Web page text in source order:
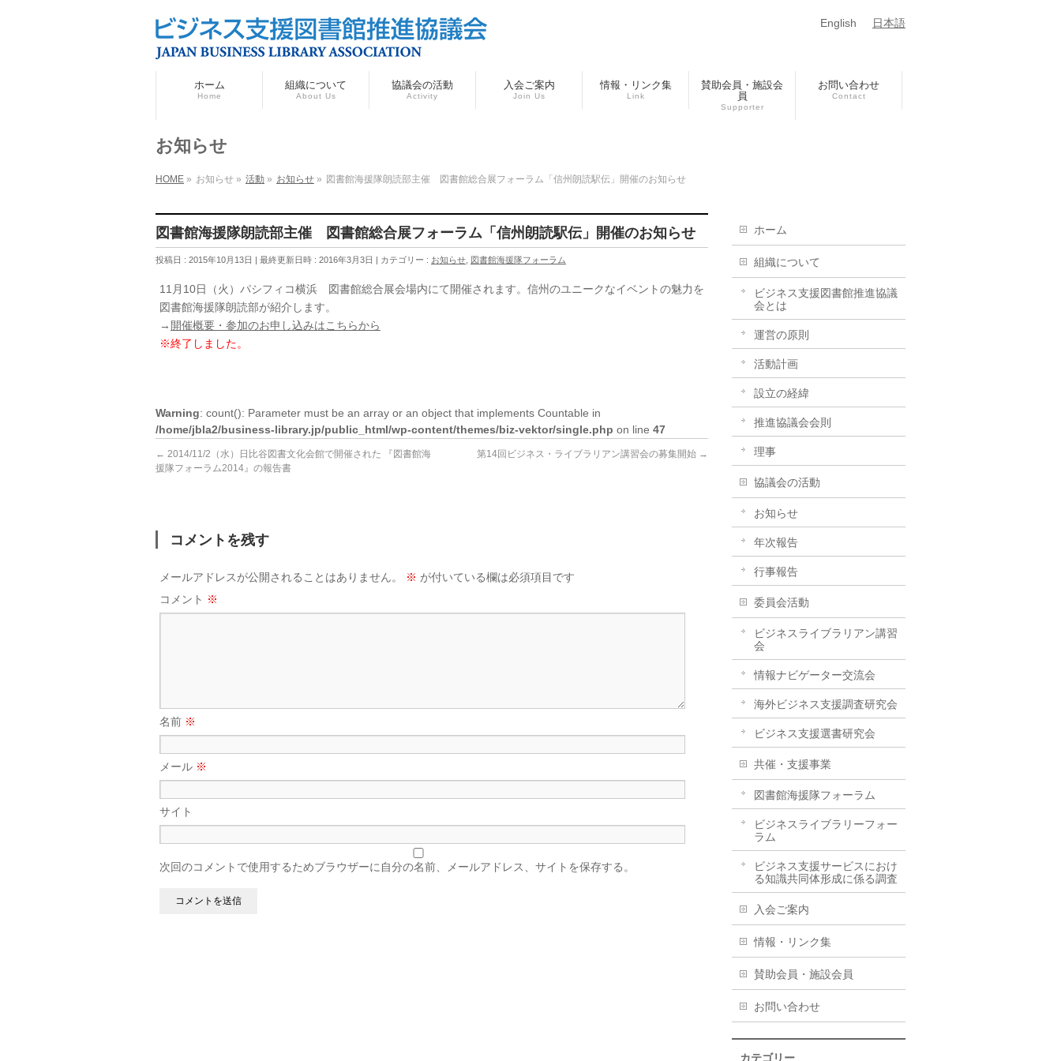
English 日本語
ホーム
Home
組織について
About Us
協議会の活動
Activity
入会ご案内
Join Us
情報・リンク集
Link
賛助会員・施設会
員
Supporter
お問い合わせ
Contact
お知らせ
HOME » お知らせ » 活動 » お知らせ » 図書館海援隊朗読部主催 図書館総合展フォーラム「信州朗読駅伝」開催のお知らせ
図書館海援隊朗読部主催 図書館総合展フォーラム「信州朗読駅伝」開催のお知らせ
投稿日 : 2015年10月13日 最終更新日時 : 2016年3月3日 カテゴリー : お知らせ 図書館海援隊フォーラム
11月10日（火）パシフィコ横浜 図書館総合展会場内にて開催されます。信州のユニークなイベントの魅力を
図書館海援隊朗読部が紹介します。
→ 開催概要・参加のお申し込みはこちらから
※終了しました。
Warning: count(): Parameter must be an array or an object that implements Countable in
/home/jbla2/business-library.jp/public_html/wp-content/themes/biz-vektor/single.php on line 47
← 2014/11/2（水）日比谷図書文化会館で開催された 『図書館海
援隊フォーラム2014』の報告書
第14回ビジネス・ライブラリアン講習会の募集開始 →
コメントを残す
メールアドレスが公開されることはありません。 ※ が付いている欄は必須項目です
コメント ※
名前 ※
メール ※
サイト
次回のコメントで使用するためブラウザーに自分の名前、メールアドレス、サイトを保存する。
ホーム
組織について
ビジネス支援図書館推進協議
会とは
運営の原則
活動計画
設立の経緯
推進協議会会則
理事
協議会の活動
お知らせ
年次報告
行事報告
委員会活動
ビジネスライブラリアン講習
会
情報ナビゲーター交流会
海外ビジネス支援調査研究会
ビジネス支援選書研究会
共催・支援事業
図書館海援隊フォーラム
ビジネスライブラリーフォー
ラム
ビジネス支援サービスにおけ
る知識共同体形成に係る調査
入会ご案内
情報・リンク集
賛助会員・施設会員
お問い合わせ
カテゴリー